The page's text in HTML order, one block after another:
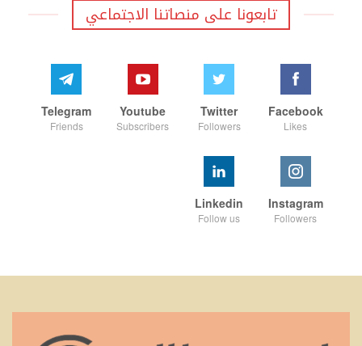
تابعونا على منصاتنا الاجتماعي
Facebook
Likes
Twitter
Followers
Youtube
Subscribers
Telegram
Friends
Instagram
Followers
Linkedin
Follow us